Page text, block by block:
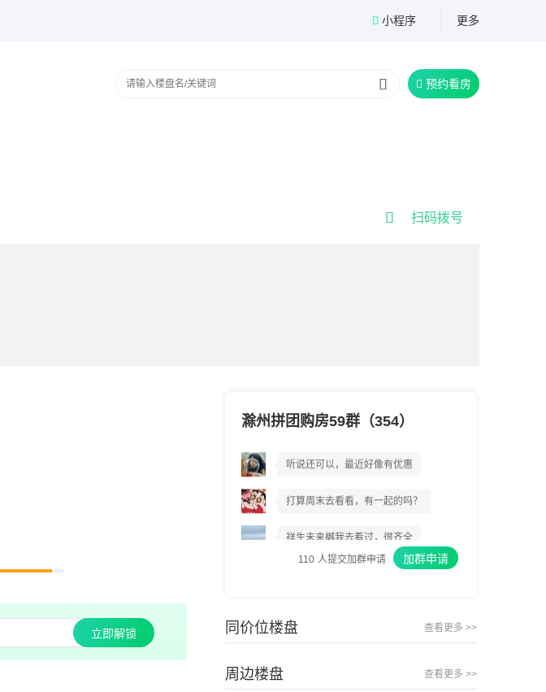
 小程序 更多
  预约看房
 扫码拨号
立即解锁
滁州拼团购房59群（354）
祥生未来樾到底好不好?
听说还可以，最近好像有优惠
打算周末去看看，有一起的吗？
祥生未来樾我去看过，很齐全
110 人提交加群申请 加群申请
同价位楼盘 查看更多 >>
周边楼盘 查看更多 >>